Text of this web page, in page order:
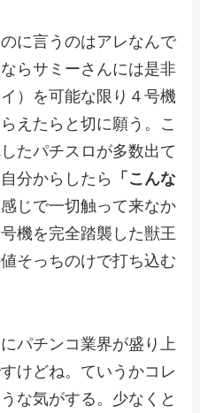
に言うのはアレなんで
らサミーさんには是非
）を可能な限り４号機
えたらと切に願う。こ
たパチスロが多数出て
分からしたら 「こんな
じで一切触って来なか
機を完全踏襲した獣王
そっちのけで打ち込む
パチンコ業界が盛り上
けどね。ていうかコレ
な気がする。少なくと